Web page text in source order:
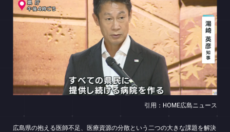
引用：HOME広島ニュース
広島県の抱える医師不足、医療資源の分散という二つの大きな課題を解決